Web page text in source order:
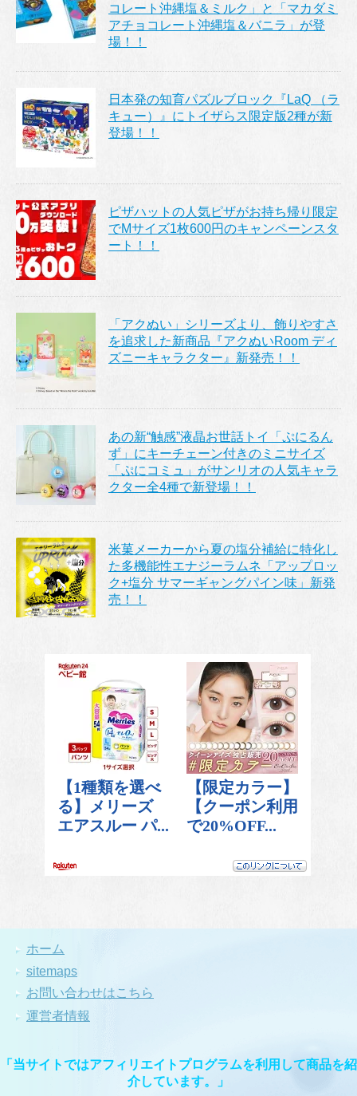
コレート沖縄塩＆ミルク」と「マカダミ
アチョコレート沖縄塩＆バニラ」が登
場！！
日本発の知育パズルブロック『LaQ （ラ
キュー）』にトイザらス限定版2種が新
登場！！
ピザハットの人気ピザがお持ち帰り限定
でMサイズ1枚600円のキャンペーンスタ
ート！！
「アクぬい」シリーズより、飾りやすさ
を追求した新商品『アクぬいRoom ディ
ズニーキャラクター』新発売！！
あの新“触感”液晶お世話トイ「ぷにるん
ず」にキーチェーン付きのミニサイズ
「ぷにコミュ」がサンリオの人気キャラ
クター全4種で新登場！！
米菓メーカーから夏の塩分補給に特化し
た多機能性エナジーラムネ「アップロッ
ク+塩分 サマーギャングパイン味」新発
売！！
ホーム
sitemaps
お問い合わせはこちら
運営者情報
「当サイトではアフィリエイトプログラムを利用して商品を紹
介しています。」